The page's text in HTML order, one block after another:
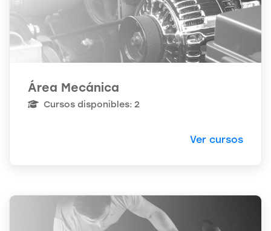
Área Mecánica
Cursos disponibles: 2
Ver cursos